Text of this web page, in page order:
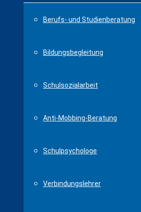
Berufs- und Studienberatung
Bildungsbegleitung
Schulsozialarbeit
Anti-Mobbing-Beratung
Schulpsychologe
Verbindungslehrer